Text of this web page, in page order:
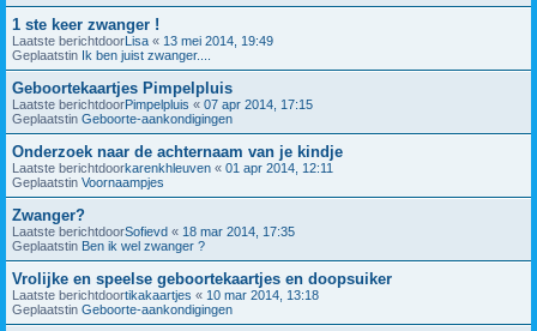
1 ste keer zwanger !
Laatste berichtdoorLisa « 13 mei 2014, 19:49
Geplaatstin Ik ben juist zwanger....
Geboortekaartjes Pimpelpluis
Laatste berichtdoorPimpelpluis « 07 apr 2014, 17:15
Geplaatstin Geboorte-aankondigingen
Onderzoek naar de achternaam van je kindje
Laatste berichtdoorkarenkhleuven « 01 apr 2014, 12:11
Geplaatstin Voornaampjes
Zwanger?
Laatste berichtdoorSofievd « 18 mar 2014, 17:35
Geplaatstin Ben ik wel zwanger ?
Vrolijke en speelse geboortekaartjes en doopsuiker
Laatste berichtdoortikakaartjes « 10 mar 2014, 13:18
Geplaatstin Geboorte-aankondigingen